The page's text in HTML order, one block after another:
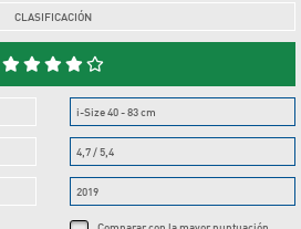
CLASIFICACIÓN
i-Size 40 - 83 cm
4,7 / 5,4
2019
Comparar con la mayor puntuación